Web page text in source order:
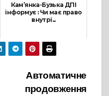
Кам’янка-Бузька ДПІ
інформує : Чи має право
внутрі...
8 Червня, 2022
Автоматичне
продовження